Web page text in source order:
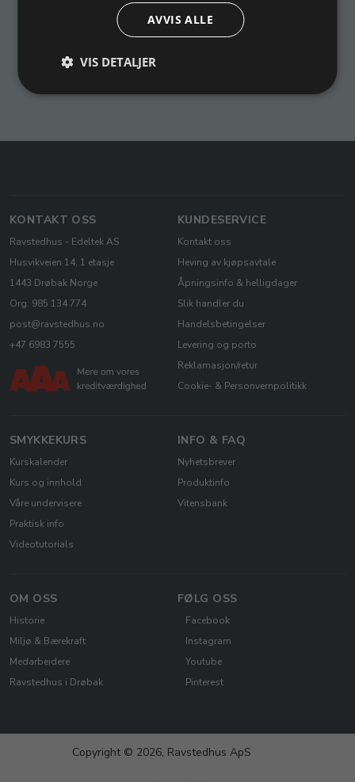
KONTAKT OSS
Ravstedhus - Edeltek AS
Husvikveien 14, 1 etasje
1443 Drøbak Norge
Org: 985 134 774
post@ravstedhus.no
+47 6983 7555
KUNDESERVICE
Kontakt oss
Heving av kjøpsavtale
Åpningsinfo & helligdager
Slik handler du
Handelsbetingelser
Levering og porto
Reklamasjon/retur
Cookie- & Personvernpolitikk
SMYKKEKURS
Kurskalender
Kurs og innhold
Våre undervisere
Praktisk info
Videotutorials
INFO & FAQ
Nyhetsbrever
Produktinfo
Vitensbank
OM OSS
Historie
Miljø & Bærekraft
Medarbeidere
Ravstedhus i Drøbak
FØLG OSS
Facebook
Instagram
Youtube
Pinterest
Copyright © 2026, Ravstedhus ApS
AVVIS ALLE
VIS DETALJER